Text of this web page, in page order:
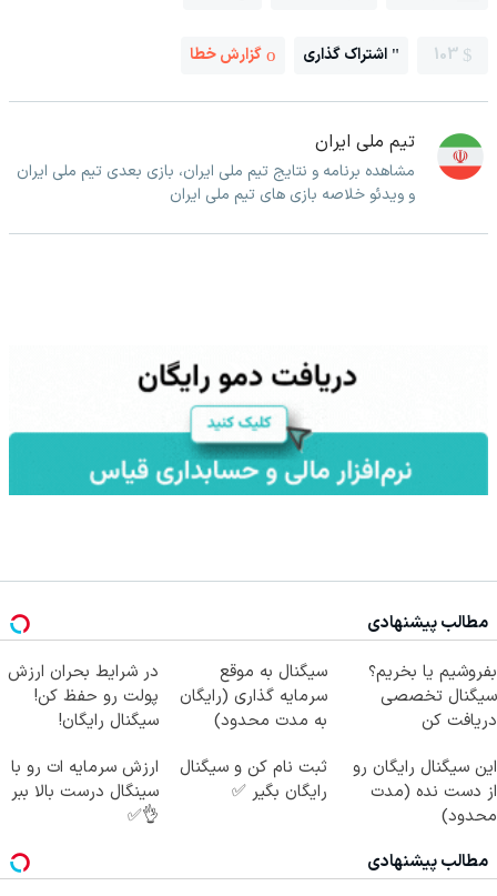
103 اشتراک گذاری گزارش خطا
تیم ملی ایران
مشاهده برنامه و نتایج تیم ملی ایران، بازی بعدی تیم ملی ایران
و ویدئو خلاصه بازی های تیم ملی ایران
مطالب پیشنهادی
بفروشیم یا بخریم؟
سیگنال تخصصی
دریافت کن
سیگنال به موقع
سرمایه گذاری (رایگان
به مدت محدود)
در شرایط بحران ارزش
پولت رو حفظ کن!
سیگنال رایگان!
این سیگنال رایگان رو
از دست نده (مدت
محدود)
ثبت نام کن و سیگنال
رایگان بگیر ✅
ارزش سرمایه ات رو با
سینگال درست بالا ببر
👌✅
مطالب پیشنهادی